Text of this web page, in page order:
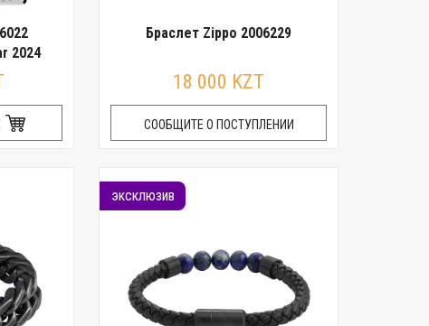
2024
Браслет Zippo 2006229
18 000 KZT
СООБЩИТЕ О ПОСТУПЛЕНИИ
эксклюзив